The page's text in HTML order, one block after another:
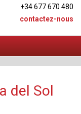
+34 677 670 480
contactez-nous
del Sol